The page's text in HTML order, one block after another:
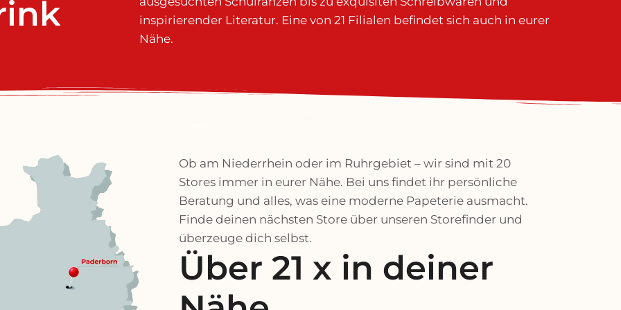
PLUS beim
Ranzenkauf:
der Ranzenwochen in unseren Filialen vorbei!
Termine
inspirierender Literatur. Eine von 21 Filialen befindet sich auch in eurer
Nähe.
Ob am Niederrhein oder im Ruhrgebiet – wir sind mit 20
Stores immer in eurer Nähe. Bei uns findet ihr persönliche
Beratung und alles, was eine moderne Papeterie ausmacht.
Finde deinen nächsten Store über unseren Storefinder und
überzeuge dich selbst.
Über 21 x in deiner